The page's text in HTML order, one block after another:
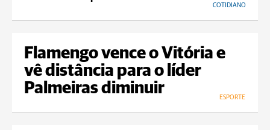
COTIDIANO
Flamengo vence o Vitória e
vê distância para o líder
Palmeiras diminuir
ESPORTE